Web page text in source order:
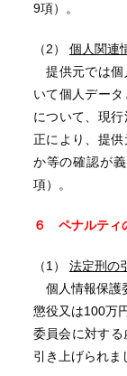
9項）。
（2） 個人関連
提供元では個
いて個人デー
について、現
正により、提
か等の確認が
項）。
６ ペナルティ
（1） 法定刑の
個人情報保護
懲役又は100万
委員会に対す
引き上げられま